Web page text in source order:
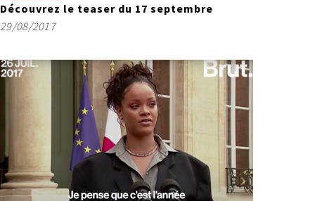
Découvrez le teaser du 17 septembre
29/08/2017